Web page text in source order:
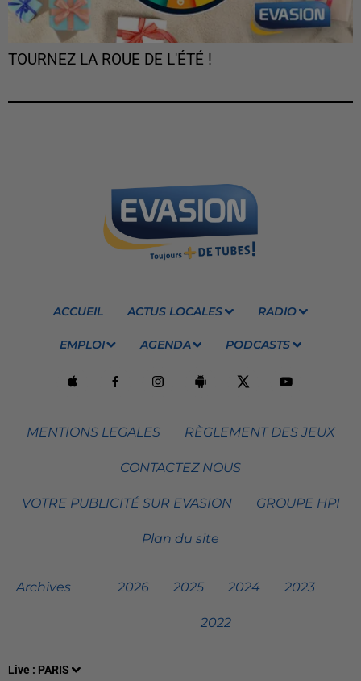
Live : PARIS
TOURNEZ LA ROUE DE L'ÉTÉ !
ACCUEIL ACTUS LOCALES RADIO
EMPLOI AGENDA PODCASTS
MENTIONS LEGALES RÈGLEMENT DES JEUX
CONTACTEZ NOUS
VOTRE PUBLICITÉ SUR EVASION GROUPE HPI
Plan du site
Archives 2026 2025 2024 2023
2022